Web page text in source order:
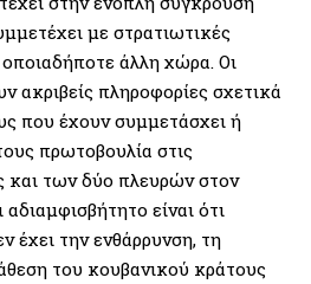
με στρατιωτικές
άλλη χώρα. Οι
ακριβείς πληροφορίες σχετικά
που έχουν συμμετάσχει ή
πρωτοβουλία στις
και των δύο πλευρών στον
είναι ότι
έχει την ενθάρρυνση, τη
του κουβανικού κράτους